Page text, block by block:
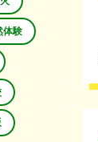
体験